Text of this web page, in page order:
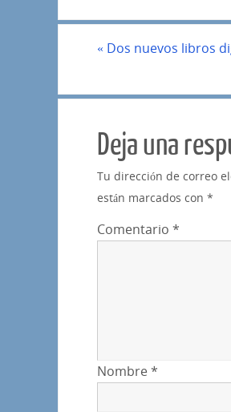
« Dos nuevos libros
Deja una
Tu dirección de correo
están marcados con *
Comentario *
Nombre*